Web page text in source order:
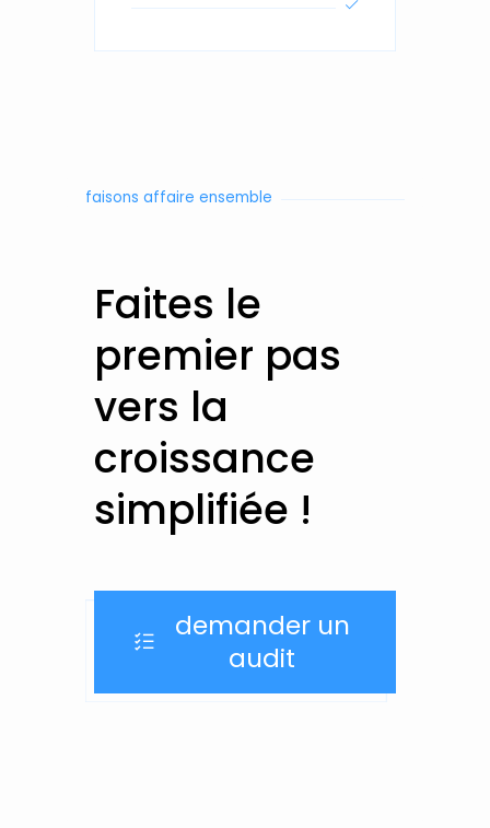
faisons affaire ensemble
Faites le
premier pas
vers la
croissance
simplifiée !
demander un
audit